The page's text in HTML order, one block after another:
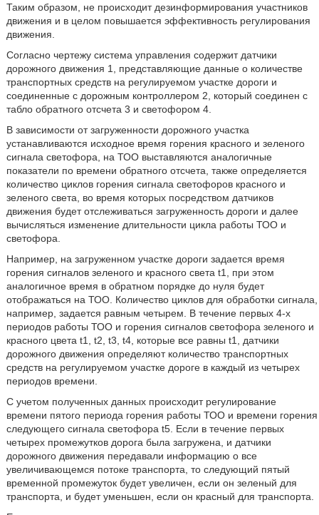
Таким образом, не происходит дезинформирования участников
движения и в целом повышается эффективность регулирования
движения.
Согласно чертежу система управления содержит датчики
дорожного движения 1, представляющие данные о количестве
транспортных средств на регулируемом участке дороги и
соединенные с дорожным контроллером 2, который соединен с
табло обратного отсчета 3 и светофором 4.
В зависимости от загруженности дорожного участка
устанавливаются исходное время горения красного и зеленого
сигнала светофора, на ТОО выставляются аналогичные
показатели по времени обратного отсчета, также определяется
количество циклов горения сигнала светофоров красного и
зеленого света, во время которых посредством датчиков
движения будет отслеживаться загруженность дороги и далее
вычисляться изменение длительности цикла работы ТОО и
светофора.
Например, на загруженном участке дороги задается время
горения сигналов зеленого и красного света t1, при этом
аналогичное время в обратном порядке до нуля будет
отображаться на ТОО. Количество циклов для обработки сигнала,
например, задается равным четырем. В течение первых 4-х
периодов работы ТОО и горения сигналов светофора зеленого и
красного цвета t1, t2, t3, t4, которые все равны t1, датчики
дорожного движения определяют количество транспортных
средств на регулируемом участке дороге в каждый из четырех
периодов времени.
С учетом полученных данных происходит регулирование
времени пятого периода горения работы ТОО и времени горения
следующего сигнала светофора t5. Если в течение первых
четырех промежутков дорога была загружена, и датчики
дорожного движения передавали информацию о все
увеличивающемся потоке транспорта, то следующий пятый
временной промежуток будет увеличен, если он зеленый для
транспорта, и будет уменьшен, если он красный для транспорта.